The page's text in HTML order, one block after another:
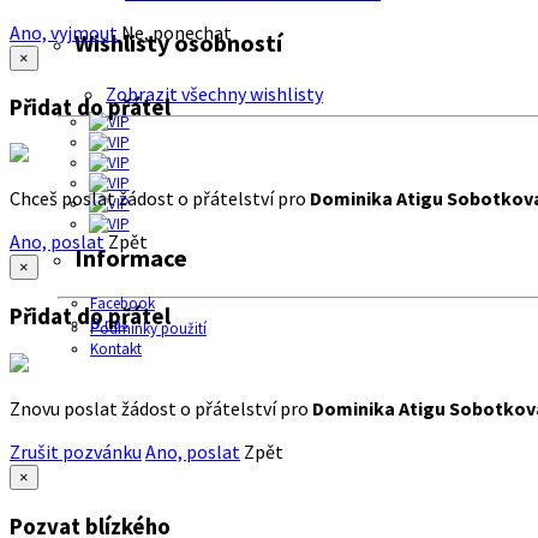
Wishlisty osobností
Zobrazit všechny wishlisty
Informace
Facebook
O nás
Podmínky použití
Kontakt
Ano, vyjmout Ne, ponechat
×
Přidat do přátel
Chceš poslat žádost o přátelství pro Dominika Atigu
Ano, poslat Zpět
×
Přidat do přátel
Znovu poslat žádost o přátelství pro Dominika Atigu
Zrušit pozvánku Ano, poslat Zpět
×
Pozvat blízkého